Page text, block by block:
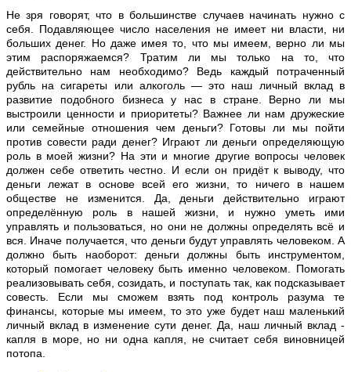
Не зря говорят, что в большинстве случаев начинать нужно с
себя. Подавляющее число населения не имеет ни власти, ни
больших денег. Но даже имея то, что мы имеем, верно ли мы
этим распоряжаемся? Тратим ли мы только на то, что
действительно нам необходимо? Ведь каждый потраченный
рубль на сигареты или алкоголь — это наш личный вклад в
развитие подобного бизнеса у нас в стране. Верно ли мы
выстроили ценности и приоритеты? Важнее ли нам дружеские
или семейные отношения чем деньги? Готовы ли мы пойти
против совести ради денег? Играют ли деньги определяющую
роль в моей жизни? На эти и многие другие вопросы человек
должен себе ответить честно. И если он придёт к выводу, что
деньги лежат в основе всей его жизни, то ничего в нашем
обществе не изменится. Да, деньги действительно играют
определённую роль в нашей жизни, и нужно уметь ими
управлять и пользоваться, но они не должны определять всё и
вся. Иначе получается, что деньги будут управлять человеком. А
должно быть наоборот: деньги должны быть инструментом,
который помогает человеку быть именно человеком. Помогать
реализовывать себя, созидать, и поступать так, как подсказывает
совесть. Если мы сможем взять под контроль разума те
финансы, которые мы имеем, то это уже будет наш маленький
личный вклад в изменение сути денег. Да, наш личный вклад -
капля в море, но ни одна капля, не считает себя виновницей
потопа.